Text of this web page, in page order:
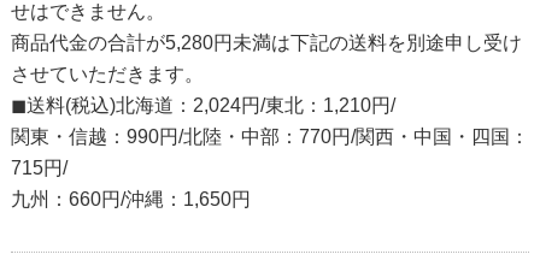
せはできません。
商品代金の合計が5,280円未満は下記の送料を別途申し受け
させていただきます。
◼︎送料(税込)北海道：2,024円/東北：1,210円/
関東・信越：990円/北陸・中部：770円/関西・中国・四国：
715円/
九州：660円/沖縄：1,650円